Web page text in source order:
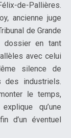
de-Pallières.
ancienne juge
de Grande
dossier en tant
avec celui
silence de
des industriels.
le temps,
qu’une
d’un éventuel